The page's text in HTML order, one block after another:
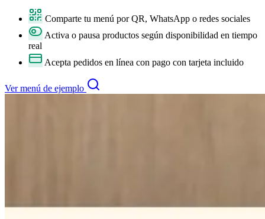
Comparte tu menú por QR, WhatsApp o redes sociales
Activa o pausa productos según disponibilidad en tiempo
real
Acepta pedidos en línea con pago con tarjeta incluido
Ver menú de ejemplo